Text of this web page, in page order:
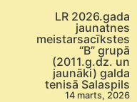
LR 2026.gada
jaunatnes
meistarsacīkstes
“B” grupā
(2011.g.dz. un
jaunāki) galda
tenisā Salaspils
14 marts, 2026